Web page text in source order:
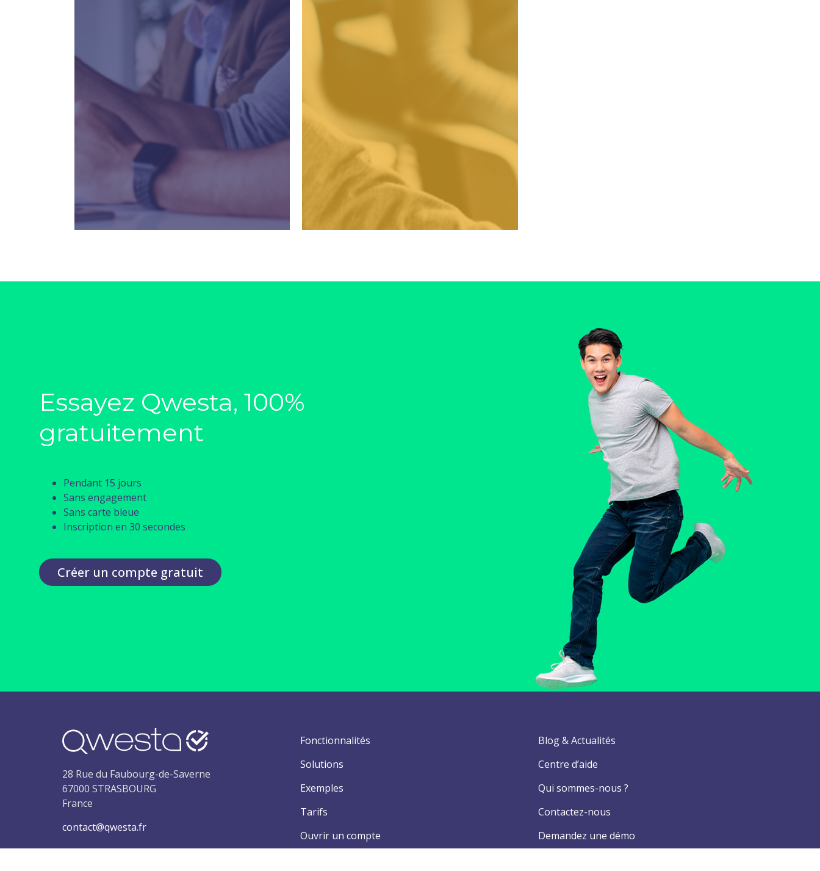
17 modèles de formulaires
Découvrez tous nos
vos clients, calculer/deviser
vos honoraires d’Expertise
Comptable en temps réel,
etc...
Découvrir les formulaires
Essayez Qwesta, 100%
gratuitement
Pendant 15 jours
Sans engagement
Sans carte bleue
Inscription en 30 secondes
Créer un compte gratuit
28 Rue du Faubourg-de-Saverne
67000 STRASBOURG
France
contact@qwesta.fr
Fonctionnalités
Solutions
Exemples
Tarifs
Ouvrir un compte
Blog & Actualités
Centre d’aide
Qui sommes-nous ?
Contactez-nous
Demandez une démo